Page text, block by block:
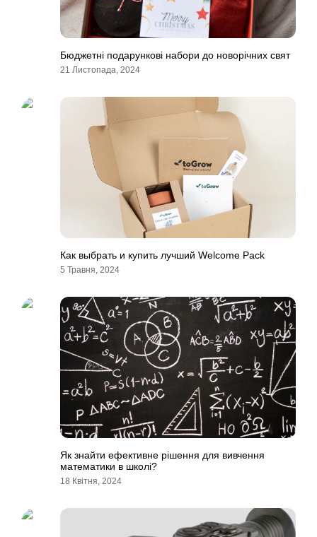
Бюджетні подарункові набори до новорічних свят
21 Листопада, 2024
Как выбрать и купить лучший Welcome Pack
5 Травня, 2024
Як знайти ефективне рішення для вивчення
математики в школі?
18 Квітня, 2024